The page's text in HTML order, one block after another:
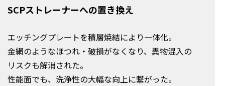
SCPストレーナーへの置き換え
エッチングプレートを積層焼結により一体化。
金網のようなほつれ・破損がなくなり、異物混入の
リスクも解消された。
性能面でも、洗浄性の大幅な向上に繋がった。